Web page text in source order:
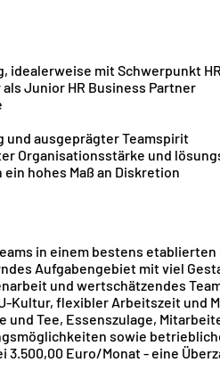
mit Schwerpunkt
Junior HR Business Partner
ausgeprägter Teamspirit
Organisationsstärke und
hohes Maß an Diskretion
in einem bestens
Aufgabengebiet mit viel
und wertschätzendes
Kultur, flexibler Arbeitszeit und
und Tee, Essenszulage,
sowie
Euro/Monat - eine